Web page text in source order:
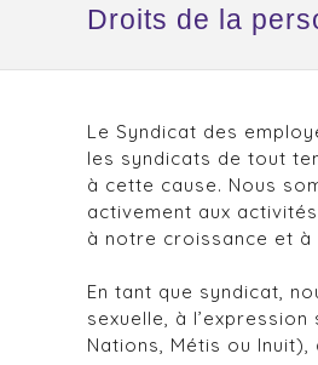
Droits de la
Le Syndicat des
les syndicats de tout
à cette cause. Nous
activement aux
à notre croissance et à
En tant que syndicat,
sexuelle, à
Nations, Métis ou